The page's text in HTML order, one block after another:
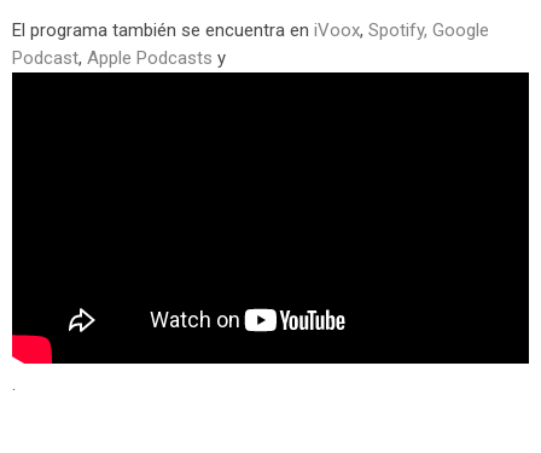
El programa también se encuentra en iVoox, Spotify, Google
Podcast, Apple Podcasts y
.